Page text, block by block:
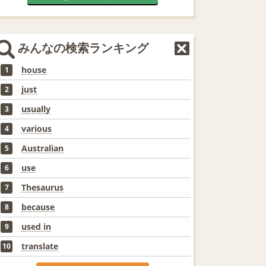
みんなの検索ランキング
1 house
2 just
3 usually
4 various
5 Australian
6 use
7 Thesaurus
8 because
9 used in
10 translate